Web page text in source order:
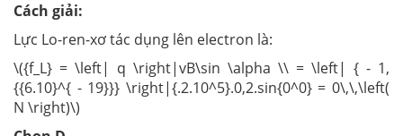
Cách giải:
Lực Lo-ren-xơ tác dụng lên electron là:
\({f_L} = \left| q \right|vB\sin \alpha \\ = \left| { - 1,
{{6.10}^{ - 19}}} \right|{.2.10^5}.0,2.sin{0^0} = 0\,\,\left(
N \right)\)